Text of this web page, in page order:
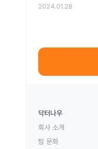
2024.01.28
닥터나우
회사 소개
팀 문화